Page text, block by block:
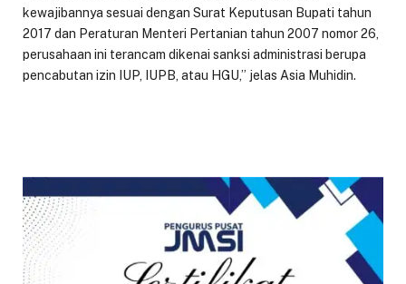
kewajibannya sesuai dengan Surat Keputusan Bupati tahun
2017 dan Peraturan Menteri Pertanian tahun 2007 nomor 26,
perusahaan ini terancam dikenai sanksi administrasi berupa
pencabutan izin IUP, IUPB, atau HGU,” jelas Asia Muhidin.